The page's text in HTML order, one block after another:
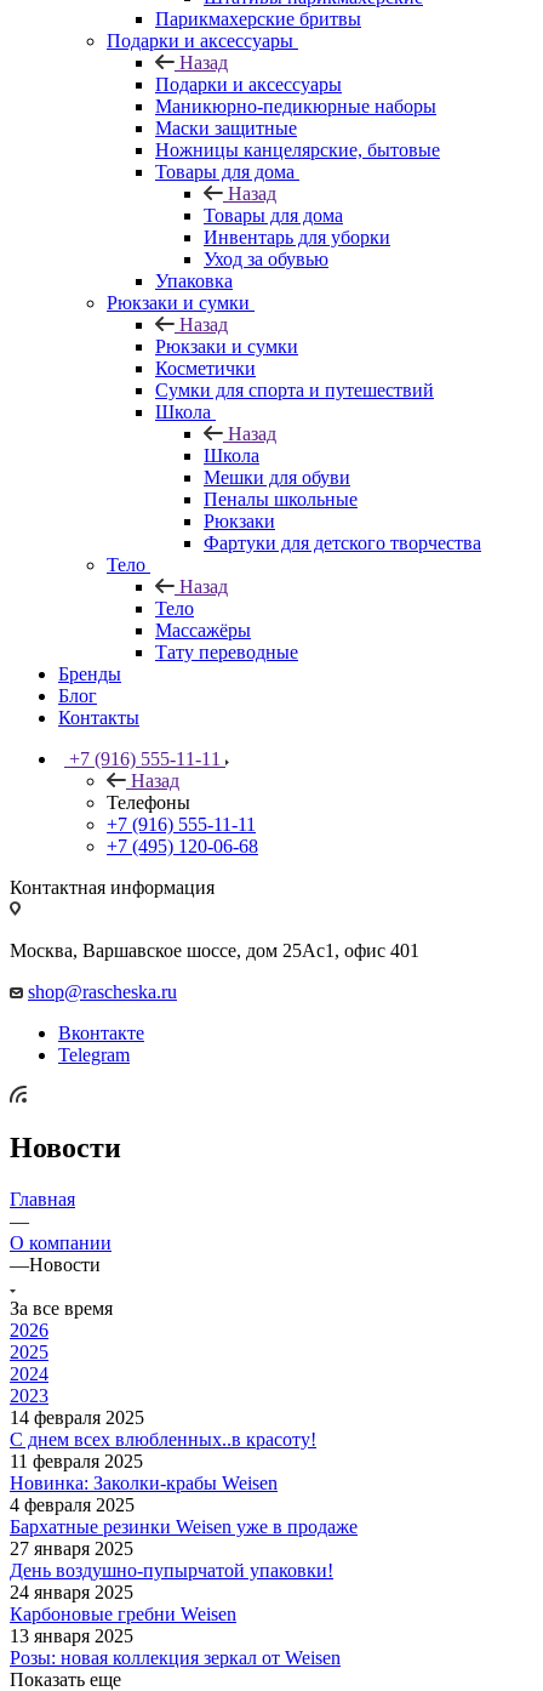
Парикмахерские бритвы
Подарки и аксессуары
Назад
Подарки и аксессуары
Маникюрно-педикюрные наборы
Маски защитные
Ножницы канцелярские, бытовые
Товары для дома
Назад
Товары для дома
Инвентарь для уборки
Уход за обувью
Упаковка
Рюкзаки и сумки
Назад
Рюкзаки и сумки
Косметички
Сумки для спорта и путешествий
Школа
Назад
Школа
Мешки для обуви
Пеналы школьные
Рюкзаки
Фартуки для детского творчества
Тело
Назад
Тело
Массажёры
Тату переводные
Бренды
Блог
Контакты
+7 (916) 555-11-11
Назад
Телефоны
+7 (916) 555-11-11
+7 (495) 120-06-68
Контактная информация
Москва, Варшавское шоссе, дом 25Аc1, офис 401
shop@rascheska.ru
Вконтакте
Telegram
Новости
Главная
—
О компании
—Новости
За все время
2026
2025
2024
2023
14 февраля 2025
С днем всех влюбленных..в красоту!
11 февраля 2025
Новинка: Заколки-крабы Weisen
4 февраля 2025
Бархатные резинки Weisen уже в продаже
27 января 2025
День воздушно-пупырчатой упаковки!
24 января 2025
Карбоновые гребни Weisen
13 января 2025
Розы: новая коллекция зеркал от Weisen
Показать еще